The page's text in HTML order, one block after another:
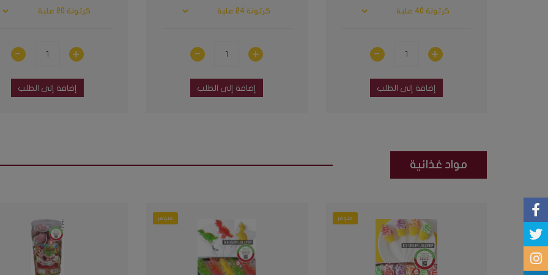
إضافة إلى الطلب إضافة إلى الطلب إضافة إلى الطلب
مواد غذائية
متوفر متوفر